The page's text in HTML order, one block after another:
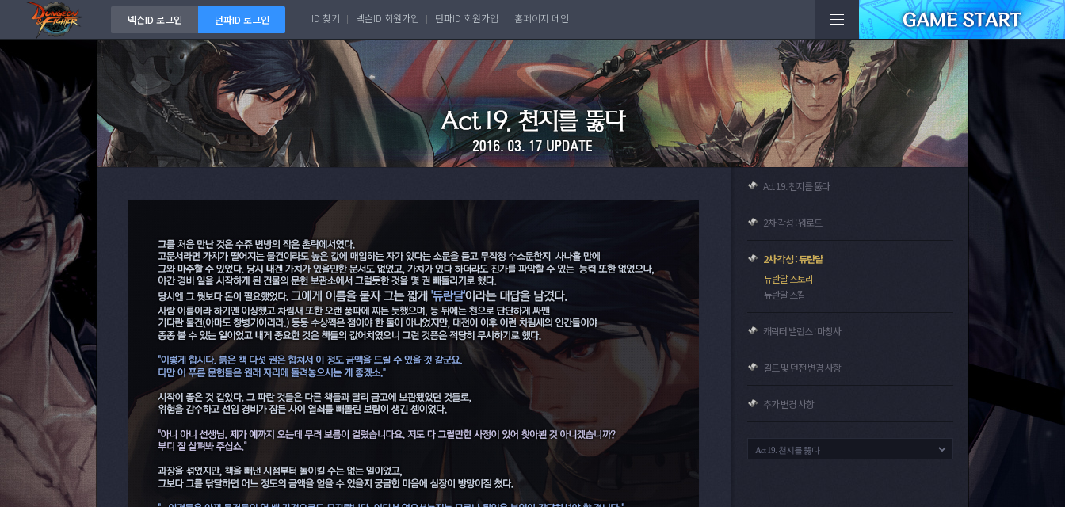
넥슨ID 로그인 던파ID 로그인 ID 찾기 넥슨ID 회원가입 던파ID 회원가입 홈페이지 메인
Act 19. 천지를 뚫다
2차 각성 : 워로드
2차 각성 : 듀란달
듀란달 스토리
듀란달 스킬
캐릭터 밸런스 : 마창사
길드 및 던전 변경 사항
추가 변경 사항